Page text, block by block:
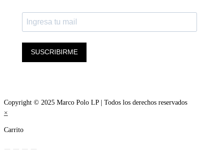
SUSCRIBIRME
Copyright © 2025 Marco Polo LP | Todos los derechos reservados
×
Carrito